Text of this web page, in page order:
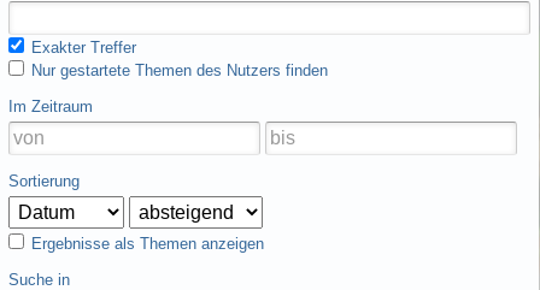
Exakter Treffer
Nur gestartete Themen des Nutzers finden
Im Zeitraum
Sortierung
Ergebnisse als Themen anzeigen
Suche in